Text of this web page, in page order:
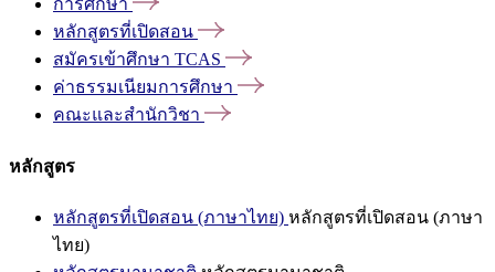
การศึกษา
หลักสูตรที่เปิดสอน
สมัครเข้าศึกษา TCAS
ค่าธรรมเนียมการศึกษา
คณะและสำนักวิชา
หลักสูตร
หลักสูตรที่เปิดสอน (ภาษาไทย) หลักสูตรที่เปิดสอน (ภาษา
ไทย)